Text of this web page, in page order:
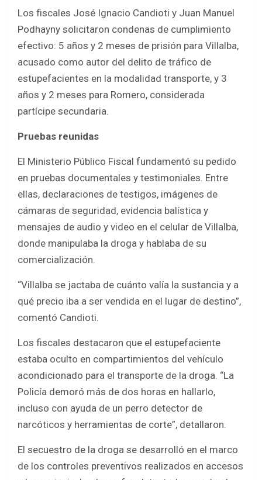
Los fiscales José Ignacio Candioti y Juan Manuel
Podhayny solicitaron condenas de cumplimiento
efectivo: 5 años y 2 meses de prisión para Villalba,
acusado como autor del delito de tráfico de
estupefacientes en la modalidad transporte, y 3
años y 2 meses para Romero, considerada
partícipe secundaria.
Pruebas reunidas
El Ministerio Público Fiscal fundamentó su pedido
en pruebas documentales y testimoniales. Entre
ellas, declaraciones de testigos, imágenes de
cámaras de seguridad, evidencia balística y
mensajes de audio y video en el celular de Villalba,
donde manipulaba la droga y hablaba de su
comercialización.
“Villalba se jactaba de cuánto valía la sustancia y a
qué precio iba a ser vendida en el lugar de destino”,
comentó Candioti.
Los fiscales destacaron que el estupefaciente
estaba oculto en compartimientos del vehículo
acondicionado para el transporte de la droga. “La
Policía demoró más de dos horas en hallarlo,
incluso con ayuda de un perro detector de
narcóticos y herramientas de corte”, detallaron.
El secuestro de la droga se desarrolló en el marco
de los controles preventivos realizados en accesos